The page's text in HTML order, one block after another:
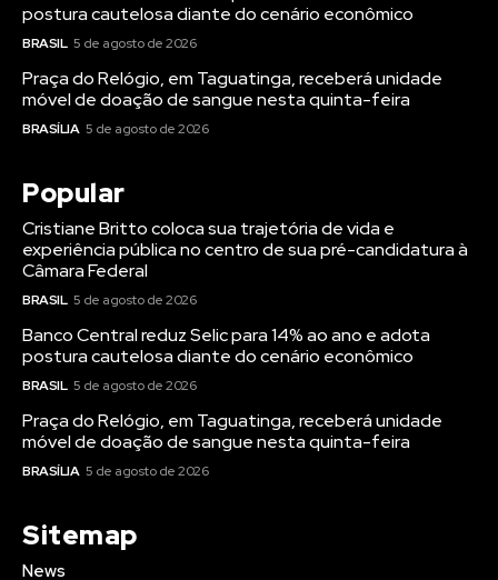
postura cautelosa diante do cenário econômico
BRASIL 5 de agosto de 2026
Praça do Relógio, em Taguatinga, receberá unidade
móvel de doação de sangue nesta quinta-feira
BRASÍLIA 5 de agosto de 2026
Popular
Cristiane Britto coloca sua trajetória de vida e
experiência pública no centro de sua pré-candidatura à
Câmara Federal
BRASIL 5 de agosto de 2026
Banco Central reduz Selic para 14% ao ano e adota
postura cautelosa diante do cenário econômico
BRASIL 5 de agosto de 2026
Praça do Relógio, em Taguatinga, receberá unidade
móvel de doação de sangue nesta quinta-feira
BRASÍLIA 5 de agosto de 2026
Sitemap
News